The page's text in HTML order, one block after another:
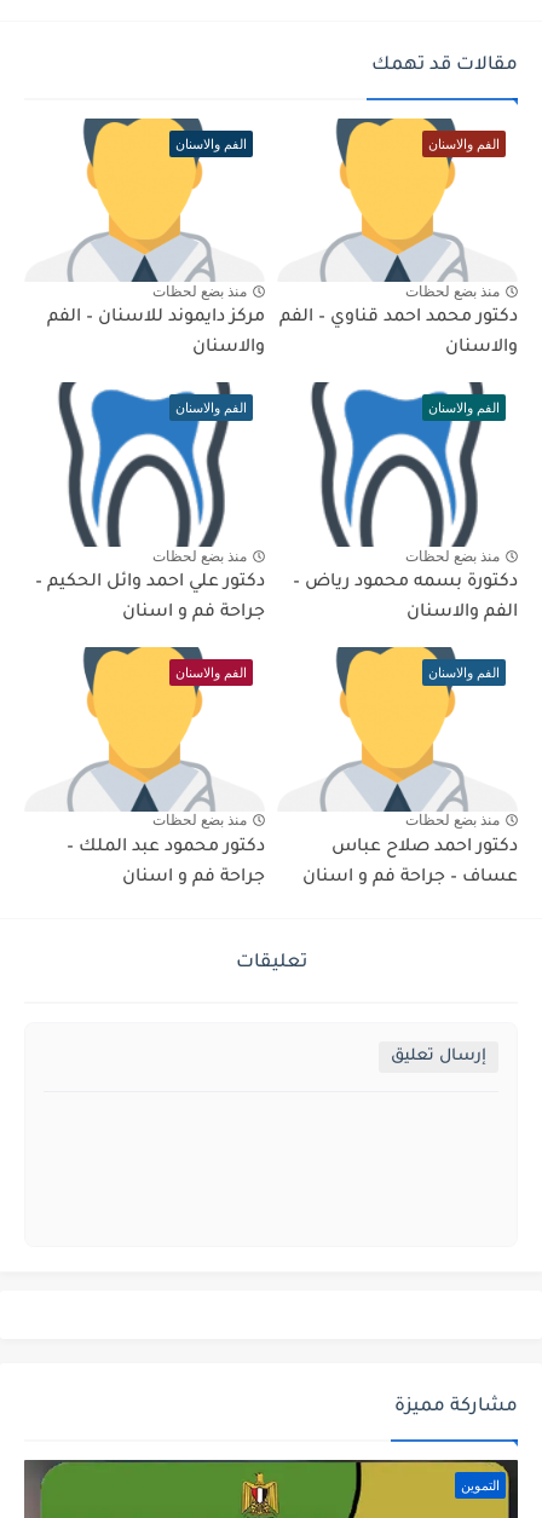
مقالات قد تهمك
الفم والاسنان
منذ بضع لحظات
دكتور محمد احمد قناوي – الفم
والاسنان
الفم والاسنان
منذ بضع لحظات
مركز دايموند للاسنان – الفم
والاسنان
الفم والاسنان
منذ بضع لحظات
دكتورة بسمه محمود رياض –
الفم والاسنان
الفم والاسنان
منذ بضع لحظات
دكتور علي احمد وائل الحكيم –
جراحة فم و اسنان
الفم والاسنان
منذ بضع لحظات
دكتور احمد صلاح عباس
عساف – جراحة فم و اسنان
الفم والاسنان
منذ بضع لحظات
دكتور محمود عبد الملك –
جراحة فم و اسنان
تعليقات
إرسال تعليق
مشاركة مميزة
التموين